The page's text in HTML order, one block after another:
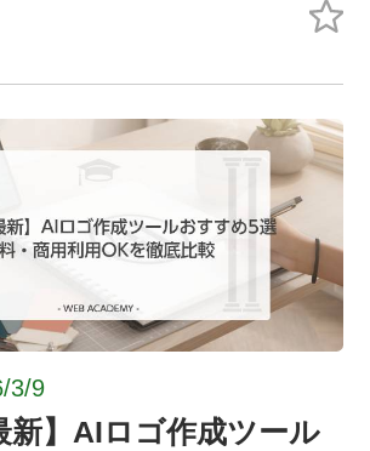
3/9
新】AIロゴ作成ツール